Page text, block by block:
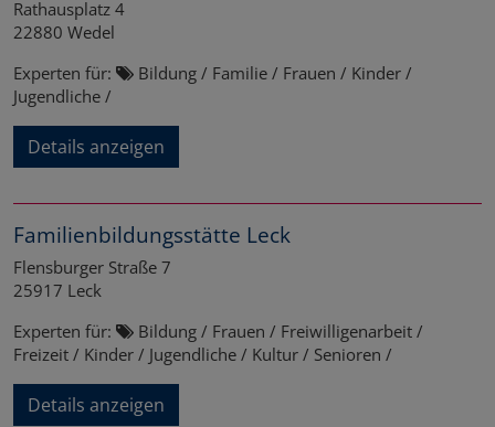
Rathausplatz 4
22880 Wedel
Experten für:
Bildung / Familie / Frauen / Kinder /
Jugendliche /
Details anzeigen
Familienbildungsstätte Leck
Flensburger Straße 7
25917 Leck
Experten für:
Bildung / Frauen / Freiwilligenarbeit /
Freizeit / Kinder / Jugendliche / Kultur / Senioren /
Details anzeigen